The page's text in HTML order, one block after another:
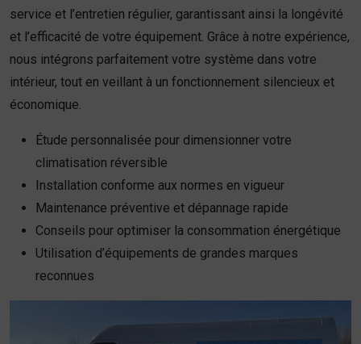
service et l’entretien régulier, garantissant ainsi la longévité
et l’efficacité de votre équipement. Grâce à notre expérience,
nous intégrons parfaitement votre système dans votre
intérieur, tout en veillant à un fonctionnement silencieux et
économique.
Étude personnalisée pour dimensionner votre
climatisation réversible
Installation conforme aux normes en vigueur
Maintenance préventive et dépannage rapide
Conseils pour optimiser la consommation énergétique
Utilisation d’équipements de grandes marques
reconnues